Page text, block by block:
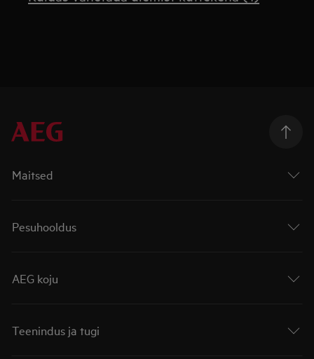
Maitsed
Pesuhooldus
AEG koju
Teenindus ja tugi